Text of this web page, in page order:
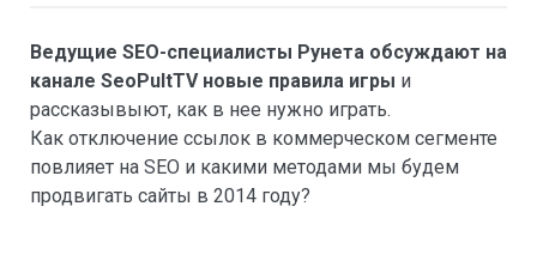
Ведущие SEO-специалисты Рунета обсуждают на
канале SeoPultTV новые правила игры и
рассказывыют, как в нее нужно играть.
Как отключение ссылок в коммерческом сегменте
повлияет на SEO и какими методами мы будем
продвигать сайты в 2014 году?